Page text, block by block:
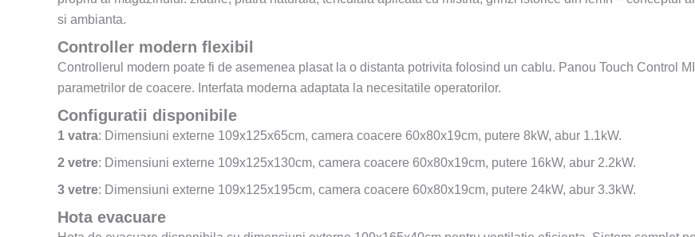
si ambianta.
Controller modern flexibil
Controllerul modern poate fi de asemenea plasat la o distanta potrivita folosind un cablu. Panou Touch Control
parametrilor de coacere. Interfata moderna adaptata la necesitatile operatorilor.
Configuratii disponibile
1 vatra: Dimensiuni externe 109x125x65cm, camera coacere 60x80x19cm, putere 8kW, abur 1.1kW.
2 vetre: Dimensiuni externe 109x125x130cm, camera coacere 60x80x19cm, putere 16kW, abur 2.2kW.
3 vetre: Dimensiuni externe 109x125x195cm, camera coacere 60x80x19cm, putere 24kW, abur 3.3kW.
Hota evacuare